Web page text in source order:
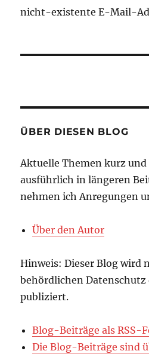
nicht-existente E-Mail-
ÜBER DIESEN BLOG
Aktuelle Themen kurz
ausführlich in längeren
nehmen ich Anregungen
Über den Autor
Hinweis: Dieser Blog wird
behördlichen Datenschutz
publiziert.
Blog-Beiträge als RSS-
Die Blog-Beiträge sind